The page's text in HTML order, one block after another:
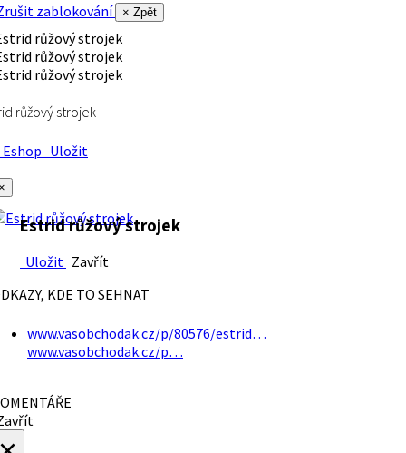
zablokování
× Zpět
růžový strojek
Uložit
Estrid růžový strojek
Uložit Zavřít
KDE TO SEHNAT
www.vasobchodak.cz/p/80576/estrid…
www.vasobchodak.cz/p…